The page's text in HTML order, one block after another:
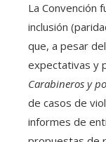
La Convención
inclusión
que, a pesar
expectativas y
Carabineros y
de casos de
informes de